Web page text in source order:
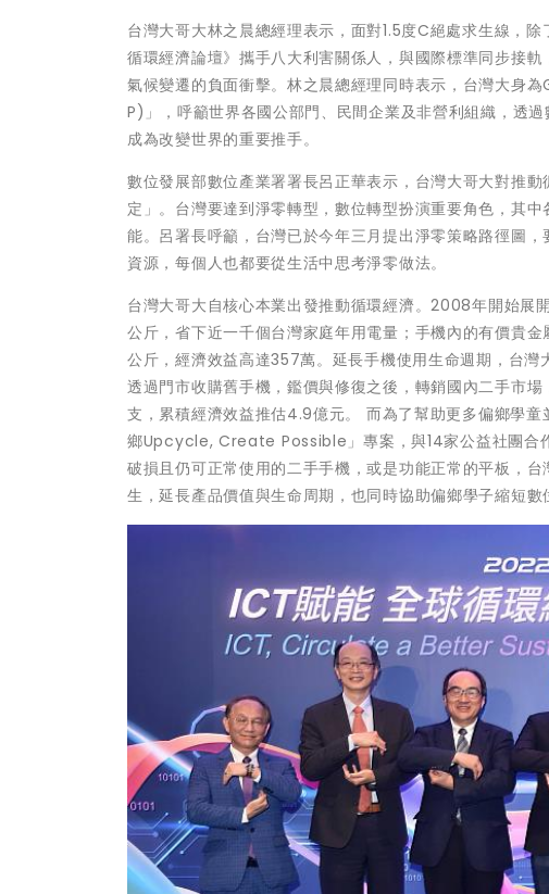
台灣大哥大林之晨總經理表示，面對1.5度C絕處求生線
循環經濟論壇》攜手八大利害關係人，與國際標準同步接
氣候變遷的負面衝擊。林之晨總經理同時表示，台灣大身
P)」，呼籲世界各國公部門、民間企業及非營利組織，透
成為改變世界的重要推手。
數位發展部數位產業署署長呂正華表示，台灣大哥大對推
定」。台灣要達到淨零轉型，數位轉型扮演重要角色，其
能。呂署長呼籲，台灣已於今年三月提出淨零策略路徑圖
資源，每個人也都要從生活中思考淨零做法。
台灣大哥大自核心本業出發推動循環經濟。2008年開始展
公斤，省下近一千個台灣家庭年用電量；手機內的有價貴
公斤，經濟效益高達357萬。延長手機使用生命週期，台灣
透過門市收購舊手機，鑑價與修復之後，轉銷國內二手市
支，累積經濟效益推估4.9億元。 而為了幫助更多偏鄉學
鄉Upcycle, Create Possible」專案，與14家公益社團合
破損且仍可正常使用的二手手機，或是功能正常的平板，
生，延長產品價值與生命周期，也同時協助偏鄉學子縮短數